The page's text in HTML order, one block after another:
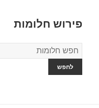
פירוש חלומות
מילון
החלומות